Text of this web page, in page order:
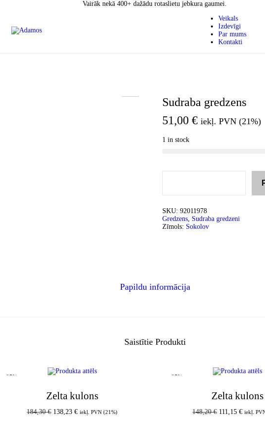
Vairāk nekā 400+ dažādu rotaslietu jebkura gaumei.
Veikals
Izdevīgi
Par mums
Kontakti
Sudraba gredzens
51,00 € iekļ. PVN (21%)
1 in stock
SKU: 92011978
Gredzens, Sudraba gredzeni
Zīmols: Sokolov
Papildu informācija
Saistītie Produkti
-25%
Zelta kulons
184,30€ 138,23€ iekļ. PVN (21%)
-25%
Zelta kulons
148,20€ 111,15€ iekļ.